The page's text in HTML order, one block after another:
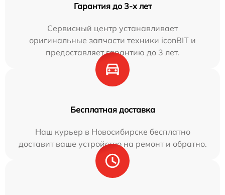
Гарантия до 3-х лет
Сервисный центр устанавливает
оригинальные запчасти техники iconBIT и
предоставляет гарантию до 3 лет.
Бесплатная доставка
Наш курьер в Новосибирске бесплатно
доставит ваше устройство на ремонт и обратно.